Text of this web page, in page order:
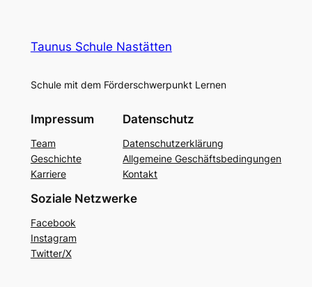
Taunus Schule Nastätten
Schule mit dem Förderschwerpunkt Lernen
Impressum
Team
Geschichte
Karriere
Datenschutz
Datenschutzerklärung
Allgemeine Geschäftsbedingungen
Kontakt
Soziale Netzwerke
Facebook
Instagram
Twitter/X